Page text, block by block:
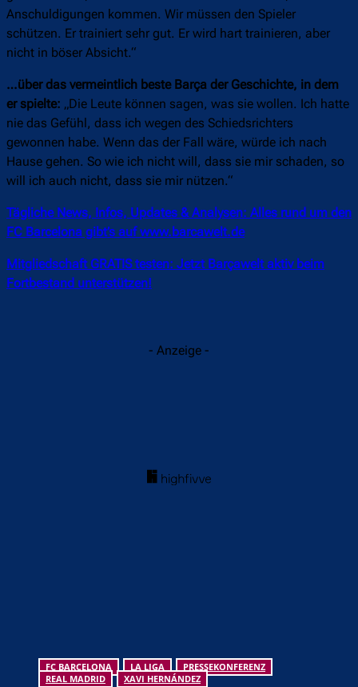
Anschuldigungen kommen. Wir müssen den Spieler
schützen. Er trainiert sehr gut. Er wird hart trainieren, aber
nicht in böser Absicht.“
…über das vermeintlich beste Barça der Geschichte, in dem
er spielte: „Die Leute können sagen, was sie wollen. Ich hatte
nie das Gefühl, dass ich wegen des Schiedsrichters
gewonnen habe. Wenn das der Fall wäre, würde ich nach
Hause gehen. So wie ich nicht will, dass sie mir schaden, so
will ich auch nicht, dass sie mir nützen.“
Tägliche News, Infos, Updates & Analysen: Alles rund um den
FC Barcelona gibt’s auf www.barcawelt.de
Mitgliedschaft GRATIS testen: Jetzt Barçawelt aktiv beim
Fortbestand unterstützen!
- Anzeige -
FC BARCELONA LA LIGA
PRESSEKONFERENZ
REAL MADRID
XAVI HERNÁNDEZ